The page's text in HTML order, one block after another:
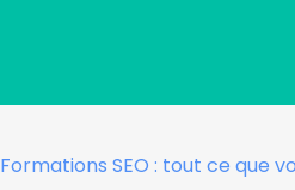
Formations SEO : tout ce que